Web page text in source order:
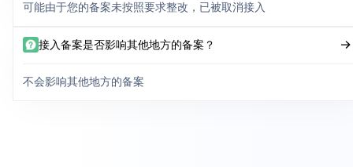
可能由于您的备案未按照要求整改，已被取消接入
接入备案是否影响其他地方的备案？
不会影响其他地方的备案